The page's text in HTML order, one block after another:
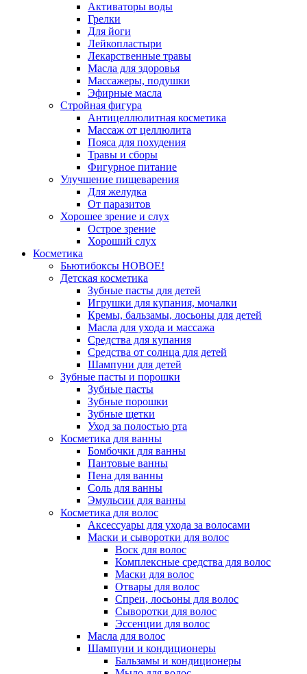
Активаторы воды
Грелки
Для йоги
Лейкопластыри
Лекарственные травы
Масла для здоровья
Массажеры, подушки
Эфирные масла
Стройная фигура
Антицеллюлитная косметика
Массаж от целлюлита
Пояса для похудения
Травы и сборы
Фигурное питание
Улучшение пищеварения
Для желудка
От паразитов
Хорошее зрение и слух
Острое зрение
Хороший слух
Косметика
Бьютибоксы НОВОЕ!
Детская косметика
Зубные пасты для детей
Игрушки для купания, мочалки
Кремы, бальзамы, лосьоны для детей
Масла для ухода и массажа
Средства для купания
Средства от солнца для детей
Шампуни для детей
Зубные пасты и порошки
Зубные пасты
Зубные порошки
Зубные щетки
Уход за полостью рта
Косметика для ванны
Бомбочки для ванны
Пантовые ванны
Пена для ванны
Соль для ванны
Эмульсии для ванны
Косметика для волос
Аксессуары для ухода за волосами
Маски и сыворотки для волос
Воск для волос
Комплексные средства для волос
Маски для волос
Отвары для волос
Спреи, лосьоны для волос
Сыворотки для волос
Эссенции для волос
Масла для волос
Шампуни и кондиционеры
Бальзамы и кондиционеры